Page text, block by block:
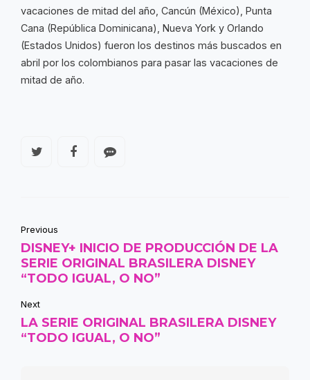
vacaciones de mitad del año, Cancún (México), Punta
Cana (República Dominicana), Nueva York y Orlando
(Estados Unidos) fueron los destinos más buscados en
abril por los colombianos para pasar las vacaciones de
mitad de año.
Previous
DISNEY+ INICIO DE PRODUCCIÓN DE LA
SERIE ORIGINAL BRASILERA DISNEY
“TODO IGUAL, O NO”
Next
LA SERIE ORIGINAL BRASILERA DISNEY
“TODO IGUAL, O NO”